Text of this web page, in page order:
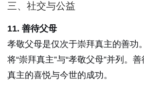
三、社交与公益
11. 善待父母
孝敬父母是仅次于崇拜真主的善功
将“崇拜真主”与“孝敬父母”并列。
真主的喜悦与今世的成功。